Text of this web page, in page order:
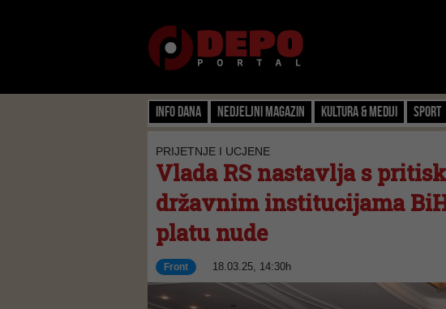
Info dana Nedjeljni magazin Kultura & Mediji Sport
PRIJETNJE I UCJENE
Vlada RS nastavlja s
državnim institucijama
platu nude
Front 18.03.25, 14:30h